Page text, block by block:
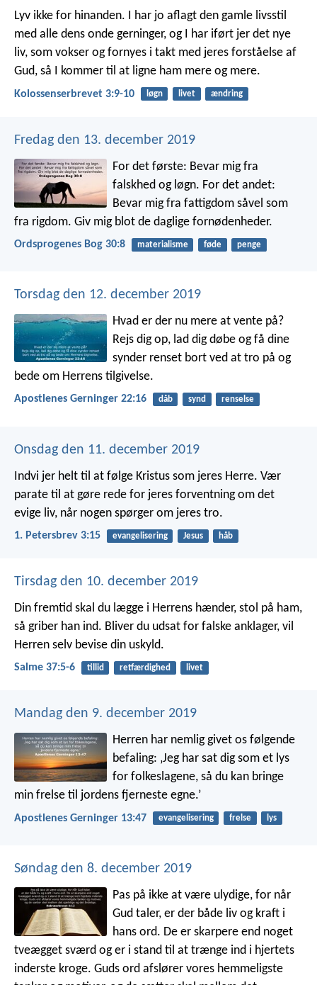
Lyv ikke for hinanden. I har jo aflagt den gamle livsstil
med alle dens onde gerninger, og I har iført jer det nye
liv, som vokser og fornyes i takt med jeres forståelse af
Gud, så I kommer til at ligne ham mere og mere.
Kolossenserbrevet 3:9-10 løgn livet ændring
Fredag den 13. december 2019
For det første: Bevar mig fra
falskhed og løgn. For det andet:
Bevar mig fra fattigdom såvel som
fra rigdom. Giv mig blot de daglige fornødenheder.
Ordsprogenes Bog 30:8 materialisme føde penge
Torsdag den 12. december 2019
Hvad er der nu mere at vente på?
Rejs dig op, lad dig døbe og få dine
synder renset bort ved at tro på og
bede om Herrens tilgivelse.
Apostlenes Gerninger 22:16 dåb synd renselse
Onsdag den 11. december 2019
Indvi jer helt til at følge Kristus som jeres Herre. Vær
parate til at gøre rede for jeres forventning om det
evige liv, når nogen spørger om jeres tro.
1. Petersbrev 3:15 evangelisering Jesus håb
Tirsdag den 10. december 2019
Din fremtid skal du lægge i Herrens hænder, stol på ham,
så griber han ind. Bliver du udsat for falske anklager, vil
Herren selv bevise din uskyld.
Salme 37:5-6 tillid retfærdighed livet
Mandag den 9. december 2019
Herren har nemlig givet os følgende
befaling: ‚Jeg har sat dig som et lys
for folkeslagene, så du kan bringe
min frelse til jordens fjerneste egne.’
Apostlenes Gerninger 13:47 evangelisering frelse lys
Søndag den 8. december 2019
Pas på ikke at være ulydige, for når
Gud taler, er der både liv og kraft i
hans ord. De er skarpere end noget
tveægget sværd og er i stand til at trænge ind i hjertets
inderste kroge. Guds ord afslører vores hemmeligste